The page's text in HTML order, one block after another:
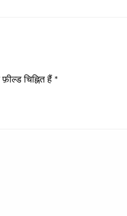
चिह्नित हैं *